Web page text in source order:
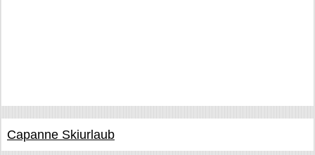
Capanne Skiurlaub